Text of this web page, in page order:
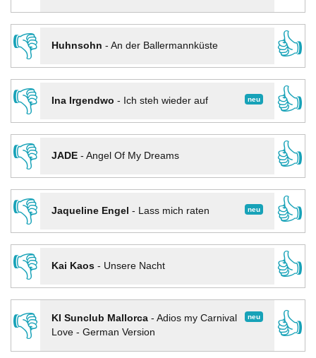
👎
Huhnsohn - An der Ballermannküste
👍
👎
neu
Ina Irgendwo - Ich steh wieder auf
👍
👎
JADE- Angel Of My Dreams
👍
👎
neu
Jaqueline Engel - Lass mich raten
👍
👎
Kai Kaos- Unsere Nacht
👍
👎
neu
KI Sunclub Mallorca- Adios my Carnival
Love - German Version
👍